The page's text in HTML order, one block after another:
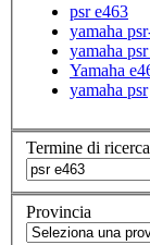
psr e463
yamaha
yamaha
Yamaha
yamaha psr
Termine di ricerca
Provincia